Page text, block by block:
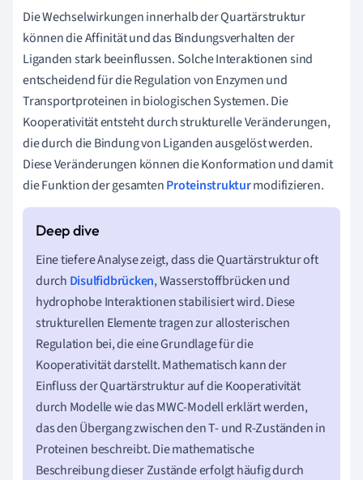
Die Wechselwirkungen innerhalb der Quartärstruktur
können die Affinität und das Bindungsverhalten der
Liganden stark beeinflussen. Solche Interaktionen sind
entscheidend für die Regulation von Enzymen und
Transportproteinen in biologischen Systemen. Die
Kooperativität entsteht durch strukturelle Veränderungen,
die durch die Bindung von Liganden ausgelöst werden.
Diese Veränderungen können die Konformation und damit
die Funktion der gesamtenProteinstrukturmodifizieren.
Eine tiefere Analyse zeigt, dass die Quartärstruktur oft
durch Disulfidbrücken, Wasserstoffbrücken und
hydrophobe Interaktionen stabilisiert wird. Diese
strukturellen Elemente tragen zur allosterischen
Regulation bei, die eine Grundlage für die
Kooperativität darstellt. Mathematisch kann der
Einfluss der Quartärstruktur auf die Kooperativität
durch Modelle wie das MWC-Modell erklärt werden,
das den Übergang zwischen den T- und R-Zuständen in
Proteinen beschreibt. Die mathematische
Beschreibung dieser Zustände erfolgt häufig durch